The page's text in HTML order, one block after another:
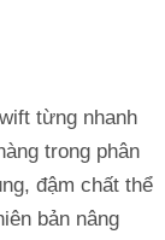
từng nhanh
trong phân
đậm chất thể
bản nâng